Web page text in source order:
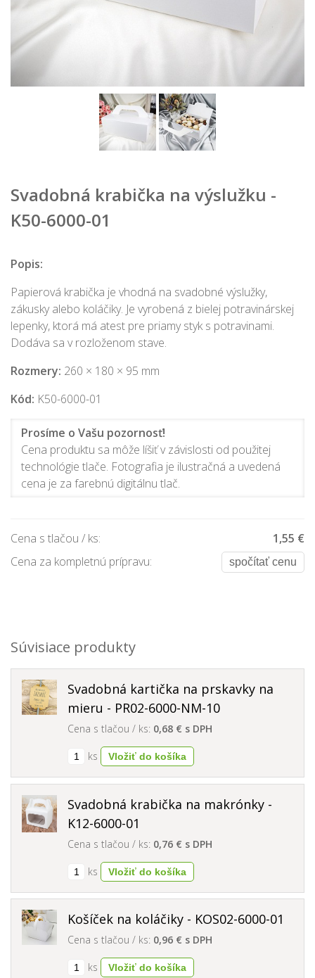
Svadobná krabička na výslužku -
K50-6000-01
Popis:
Papierová krabička je vhodná na svadobné výslužky,
zákusky alebo koláčiky. Je vyrobená z bielej potravinárskej
lepenky, ktorá má atest pre priamy styk s potravinami.
Dodáva sa v rozloženom stave.
Rozmery: 260 × 180 × 95 mm
Kód: K50-6000-01
Prosíme o Vašu pozornosť!
Cena produktu sa môže líšiť v závislosti od použitej
technológie tlače. Fotografia je ilustračná a uvedená
cena je za farebnú digitálnu tlač.
Cena s tlačou / ks:
1,55 €
Cena za kompletnú prípravu:
spočítať cenu
Súvisiace produkty
Svadobná kartička na prskavky na
mieru - PR02-6000-NM-10
Cena s tlačou / ks: 0,68 € s DPH
ks
Svadobná krabička na makrónky -
K12-6000-01
Cena s tlačou / ks: 0,76 € s DPH
ks
Košíček na koláčiky - KOS02-6000-01
Cena s tlačou / ks: 0,96 € s DPH
ks